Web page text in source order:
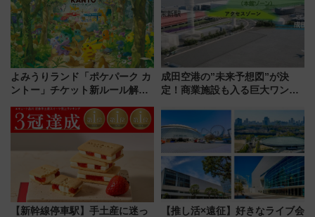
よみうりランド「ポケパーク カ
ントー」チケット新ルール解
本人確認が11月スタート
成田空港の”未来予想図”が決
定！商業施設も入る巨大ワンタ
で新型特急が品川･羽田とを結
ぶ！ JR空港駅は2面3線化！
【新幹線停車駅】手土産に迷っ
【推し活×遠征】好きなライブ会